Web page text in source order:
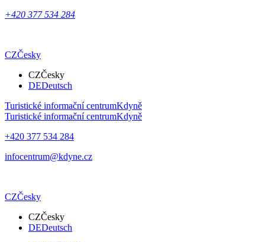
+420 377 534 284
CZČesky
CZČesky
DEDeutsch
Turistické informační centrumKdyně
Turistické informační centrumKdyně
+420 377 534 284
infocentrum@kdyne.cz
CZČesky
CZČesky
DEDeutsch